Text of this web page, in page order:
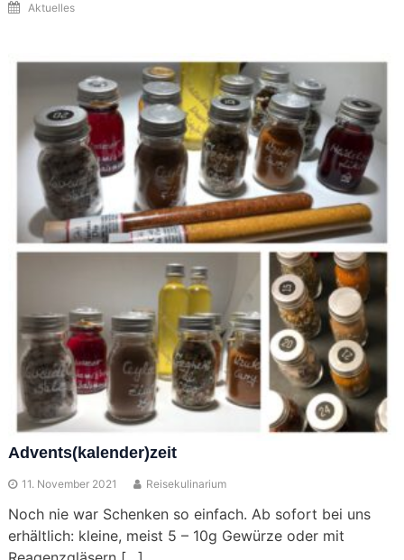
Aktuelles
Advents(kalender)zeit
11. November 2021 Reisekulinarium
Noch nie war Schenken so einfach. Ab sofort bei uns
erhältlich: kleine, meist 5 – 10g Gewürze oder mit